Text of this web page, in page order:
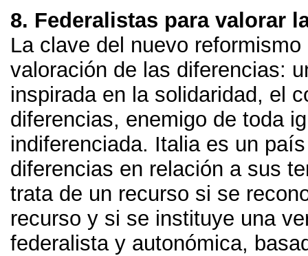
8. Federalistas para valorar
La clave del nuevo reformismo
valoración de las diferencias:
inspirada en la solidaridad, el
diferencias, enemigo de toda
indiferenciada. Italia es un
diferencias en relación a sus
trata de un recurso si se
recurso y si se instituye una
federalista y autonómica,